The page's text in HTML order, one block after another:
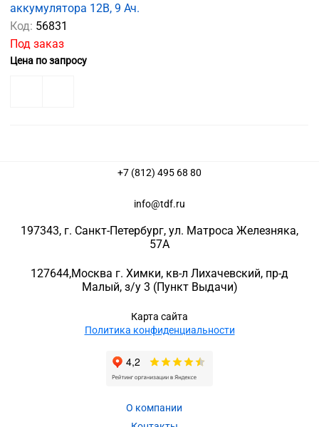
аккумулятора 12В, 9 Ач.
Код: 56831
Под заказ
Цена по запросу
+7 (812) 495 68 80
info@tdf.ru
197343, г. Санкт-Петербург, ул. Матроса Железняка,
57A
127644,Москва г. Химки, кв-л Лихачевский, пр-д
Малый, з/у 3 (Пункт Выдачи)
Карта сайта
Политика конфиденциальности
О компании